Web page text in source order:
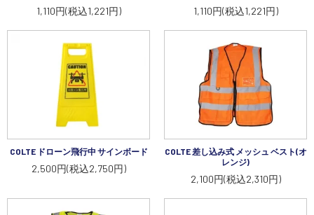
1,110円(税込1,221円) 1,110円(税込1,221円)
COLTE ドローン飛行中 サインボード
2,500円(税込2,750円)
COLTE 差し込み式 メッシュ ベスト(オ
レンジ)
2,100円(税込2,310円)